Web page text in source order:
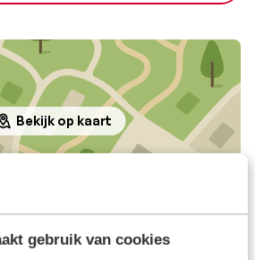
gebruik van cookies
Bekijk op kaart